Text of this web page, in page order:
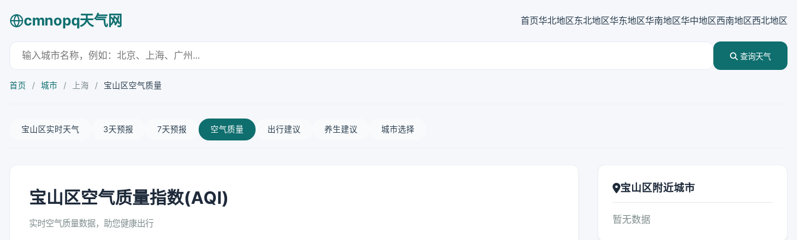
cmnopq天气网 首页华北地区东北地区华东地区华南地区华中地区西南地区西北地区
查询天气
首页 / 城市 / 上海 / 宝山区空气质量
宝山区实时天气 3天预报 7天预报 空气质量 出行建议 养生建议 城市选择
宝山区空气质量指数(AQI)
实时空气质量数据，助您健康出行
宝山区附近城市
暂无数据